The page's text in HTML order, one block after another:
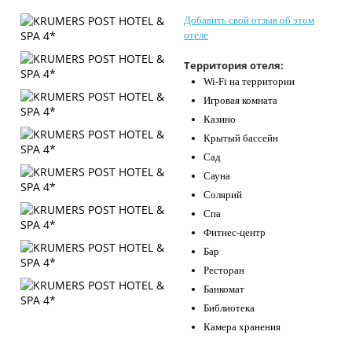
О нас
Добавить свой отзыв об этом
отеле
Территория отеля:
Wi-Fi на территории
Игровая комната
Казино
Крытый бассейн
Сад
Сауна
Солярий
Спа
Фитнес-центр
Бар
Ресторан
Банкомат
Библиотека
Камера хранения